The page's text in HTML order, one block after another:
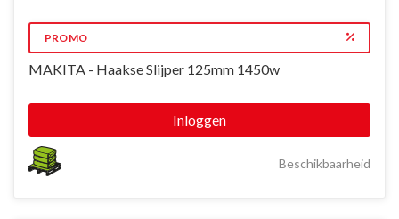
PROMO
MAKITA - Haakse Slijper 125mm 1450w
Inloggen
Beschikbaarheid